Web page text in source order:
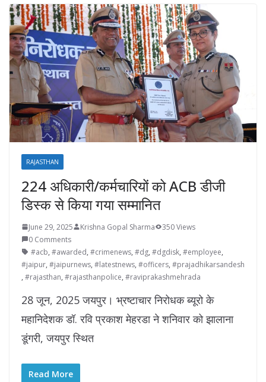
RAJASTHAN
224 अधिकारी/कर्मचारियों को ACB डीजी
डिस्क से किया गया सम्मानित
June 29, 2025 Krishna Gopal Sharma
350 Views
0 Comments
#acb, #awarded, #crimenews, #dg, #dgdisk, #employee,
#jaipur, #jaipurnews, #latestnews, #officers, #prajadhikarsandesh
, #rajasthan, #rajasthanpolice, #raviprakashmehrada
28 जून, 2025 जयपुर। भ्रष्टाचार निरोधक ब्यूरो के
महानिदेशक डॉ. रवि प्रकाश मेहरडा ने शनिवार को झालाना
डूंगरी, जयपुर स्थित
Read More